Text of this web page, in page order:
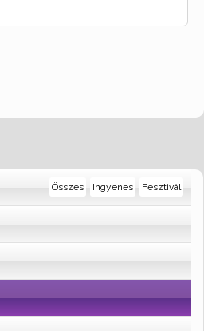
Fesztivál
Ingyenes
Összes